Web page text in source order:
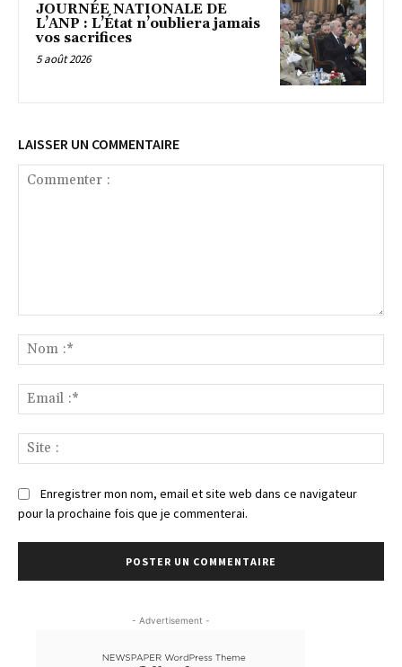
JOURNÉE NATIONALE DE
L’ANP : L’État n’oubliera jamais
vos sacrifices
5 août 2026
LAISSER UN COMMENTAIRE
:*
:*
:
Enregistrer mon nom, email et site web dans ce navigateur
pour la prochaine fois que je commenterai.
- Advertisement -